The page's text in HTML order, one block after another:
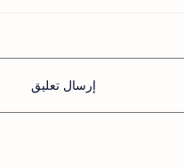
إرسال تعليق